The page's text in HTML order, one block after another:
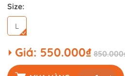
Size:
L
Giá: 550.000₫